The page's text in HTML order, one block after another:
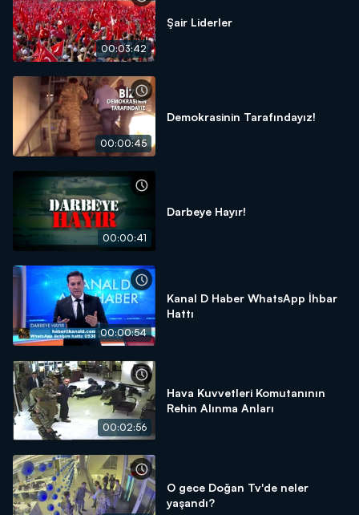
00:03:42
Şair Liderler
00:00:45
Demokrasinin Tarafındayız!
00:00:41
Darbeye Hayır!
00:00:54
Kanal D Haber WhatsApp İhbar
Hattı
00:02:56
Hava Kuvvetleri Komutanının
Rehin Alınma Anları
O gece Doğan Tv'de neler
yaşandı?